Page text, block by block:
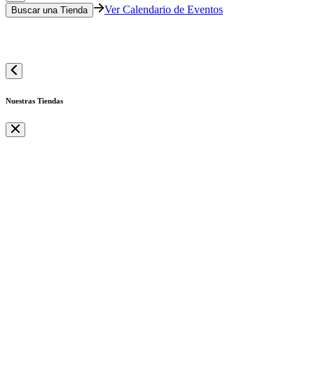
Buscar una Tienda Ver Calendario de Eventos
Nuestras Tiendas